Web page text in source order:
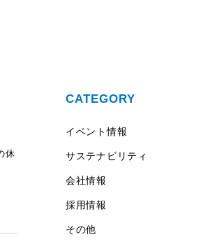
休
CATEGORY
イベント情報
サステナビリティ
会社情報
採用情報
その他